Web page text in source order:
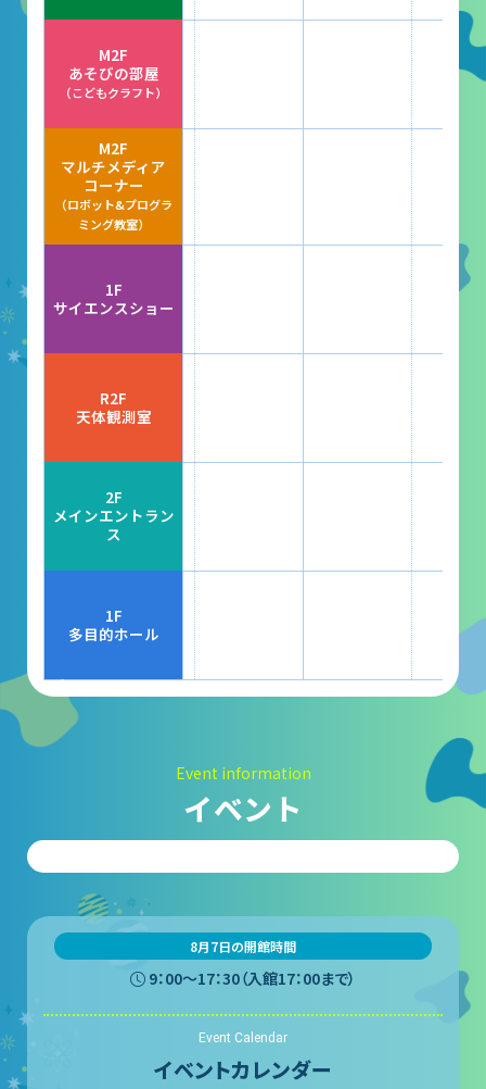
スペースシアター
実験工作室
ミュージアムショップ
レストラン
あそびの部屋
マルチメディアコーナー
大村智名誉館長
サイエンスショーブース
多目的ホール
作品展
大村賞
科学館で働きたい方へ
実験・展示分野のアルバイト募集
インフォメーション アルバイト募集
科学館ボランティア募集
職場体験・実習・CST
博物館実習について
M2F
あそびの部屋
（こどもクラフト）
M2F
マルチメディア
コーナー
（ロボット&プログラ
ミング教室）
1F
サイエンスショー
R2F
天体観測室
2F
メインエントラン
ス
1F
多目的ホール
Event information
イベント
8月7日の開館時間
9：00〜17：30（入館17：00まで）
Event Calendar
イベントカレンダー